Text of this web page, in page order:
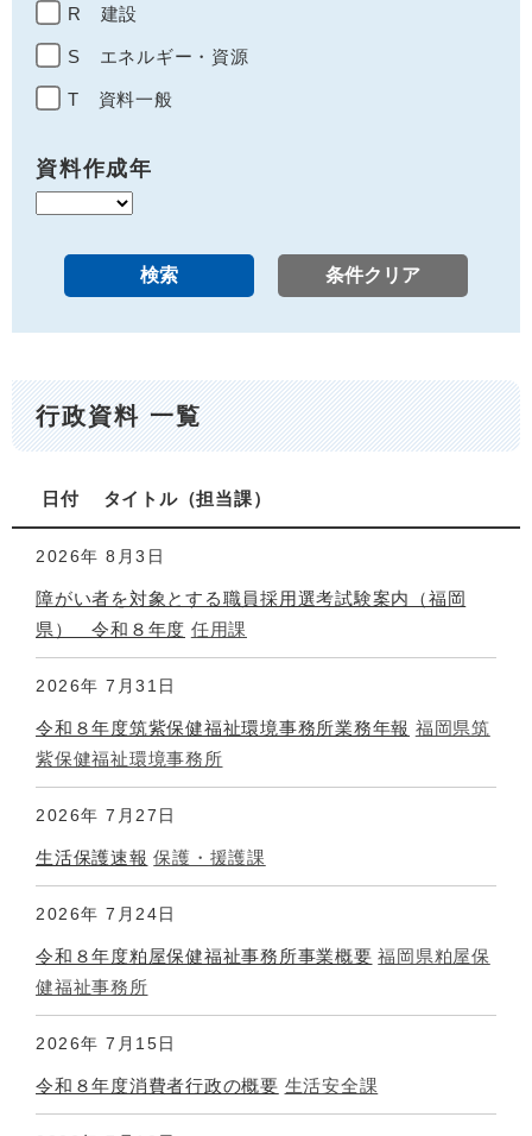
R 建設
S エネルギー・資源
T 資料一般
資料作成年
行政資料 一覧
日付 タイトル 担当課
2026年 8月3日
障がい者を対象とする職員採用選考試験案内（福岡
県） 令和８年度 任用課
2026年 7月31日
令和８年度筑紫保健福祉環境事務所業務年報 福岡県筑
紫保健福祉環境事務所
2026年 7月27日
生活保護速報 保護・援護課
2026年 7月24日
令和８年度粕屋保健福祉事務所事業概要 福岡県粕屋保
健福祉事務所
2026年 7月15日
令和８年度消費者行政の概要 生活安全課